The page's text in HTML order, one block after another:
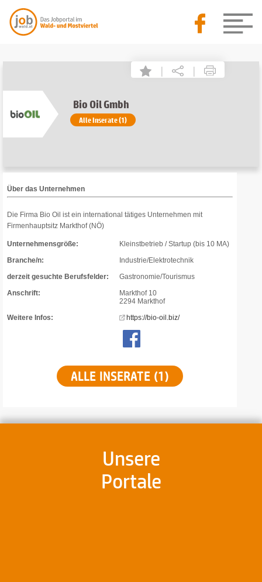
| |
Bio Oil Gmbh
Alle Inserate (1)
Über das Unternehmen
Die Firma Bio Oil ist ein international tätiges Unternehmen mit
Firmenhauptsitz Markthof (NÖ)
Unternehmensgröße:
Kleinstbetrieb / Startup (bis 10 MA)
Branche/n:
Industrie/Elektrotechnik
derzeit gesuchte Berufsfelder:
Gastronomie/Tourismus
Anschrift:
Markthof 10
2294 Markthof
Weitere Infos:
https://bio-oil.biz/
ALLE INSERATE (1)
Unsere
Portale